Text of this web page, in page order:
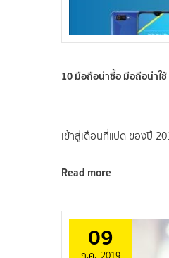
10 มือถือน่าซื้อ มือถือน่าใ
เข้าสู่เดือนที่แปด ของปี
Read more
09
ก.ค., 2019